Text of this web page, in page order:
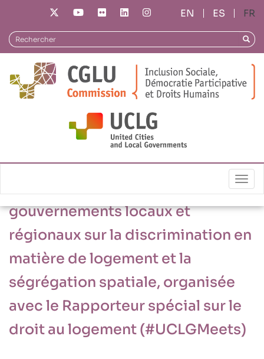
contenu
principal
ES
FR
Rechercher
gouvernements locaux et
régionaux sur la discrimination en
matière de logement et la
ségrégation spatiale, organisée
avec le Rapporteur spécial sur le
droit au logement (#UCLGMeets)